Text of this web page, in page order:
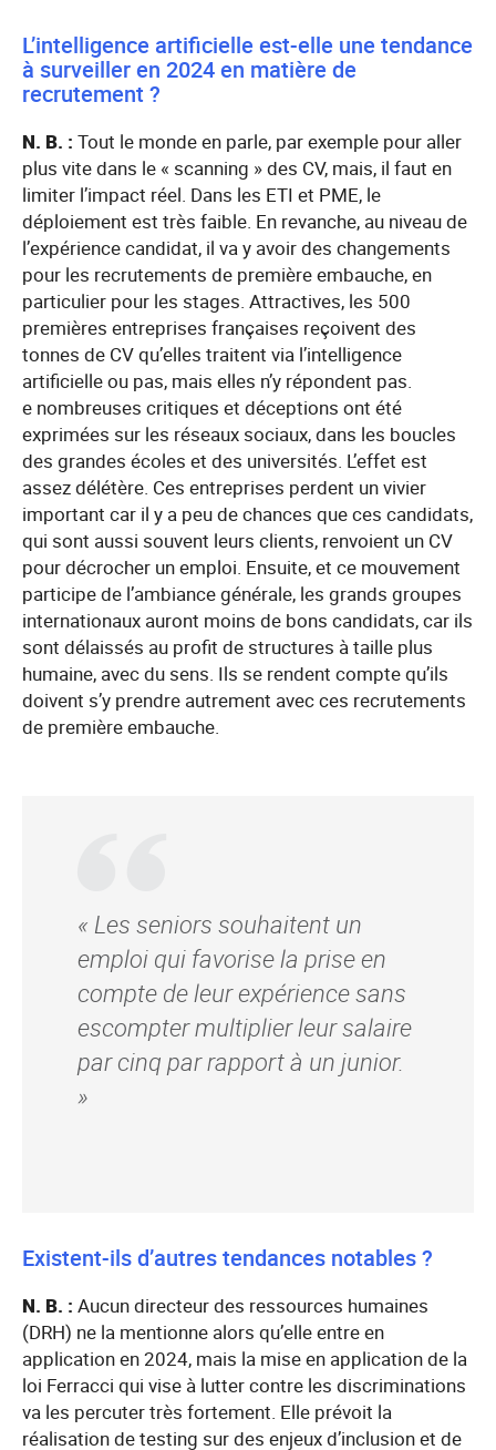
L’intelligence artificielle est-elle une tendance
à surveiller en 2024 en matière de
recrutement ?
N. B. : Tout le monde en parle, par exemple pour aller
plus vite dans le « scanning » des CV, mais, il faut en
limiter l’impact réel. Dans les ETI et PME, le
déploiement est très faible. En revanche, au niveau de
l’expérience candidat, il va y avoir des changements
pour les recrutements de première embauche, en
particulier pour les stages. Attractives, les 500
premières entreprises françaises reçoivent des
tonnes de CV qu’elles traitent via l’intelligence
artificielle ou pas, mais elles n’y répondent pas.
e nombreuses critiques et déceptions ont été
exprimées sur les réseaux sociaux, dans les boucles
des grandes écoles et des universités. L’effet est
assez délétère. Ces entreprises perdent un vivier
important car il y a peu de chances que ces candidats,
qui sont aussi souvent leurs clients, renvoient un CV
pour décrocher un emploi. Ensuite, et ce mouvement
participe de l’ambiance générale, les grands groupes
internationaux auront moins de bons candidats, car ils
sont délaissés au profit de structures à taille plus
humaine, avec du sens. Ils se rendent compte qu’ils
doivent s’y prendre autrement avec ces recrutements
de première embauche.
« Les seniors souhaitent un
emploi qui favorise la prise en
compte de leur expérience sans
escompter multiplier leur salaire
par cinq par rapport à un junior.
»
Existent-ils d’autres tendances notables ?
N. B. : Aucun directeur des ressources humaines
(DRH) ne la mentionne alors qu’elle entre en
application en 2024, mais la mise en application de la
loi Ferracci qui vise à lutter contre les discriminations
va les percuter très fortement. Elle prévoit la
réalisation de testing sur des enjeux d’inclusion et de